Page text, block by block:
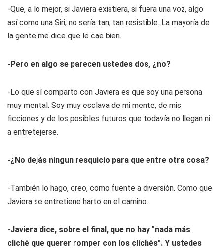
-Que, a lo mejor, si Javiera existiera, si fuera una voz, algo
así como una Siri, no sería tan, tan resistible. La mayoría de
la gente me dice que le cae bien.
-Pero en algo se parecen ustedes dos, ¿no?
-Lo que sí comparto con Javiera es que soy una persona
muy mental. Soy muy esclava de mi mente, de mis
ficciones y de los posibles futuros que todavía no llegan ni
a entretejerse.
-¿No dejás ningun resquicio para que entre otra cosa?
-También lo hago, creo, como fuente a diversión. Como que
Javiera se entretiene harto en el camino.
-Javiera dice, sobre el final, que no hay "nada más
cliché que querer romper con los clichés". Y ustedes